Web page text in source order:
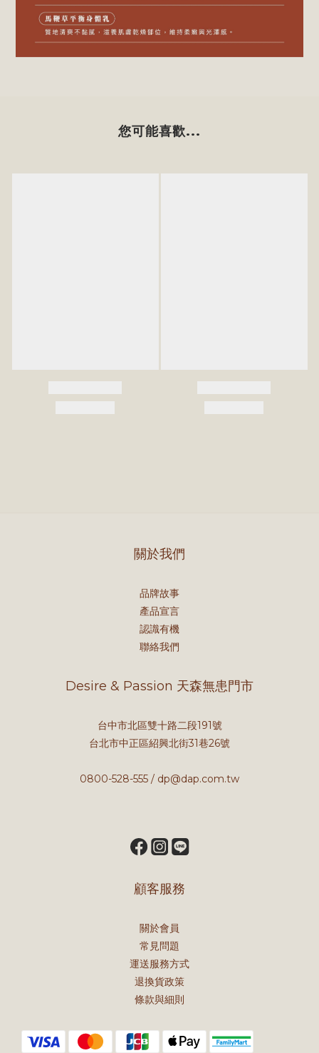
您可能喜歡...
關於我們
品牌故事
產品宣言
認識有機
聯絡我們
Desire & Passion 天森無患門市
台中市北區雙十路二段191號
台北市中正區紹興北街31巷26號
0800-528-555 / dp@dap.com.tw
顧客服務
關於會員
常見問題
運送服務方式
退換貨政策
條款與細則